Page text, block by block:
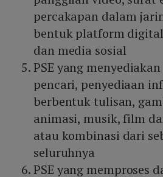
percakapan dalam
bentuk platform
dan media sosial
PSE yang
pencari, penyediaan
berbentuk tulisan,
animasi, musik, film
atau kombinasi dari
seluruhnya
PSE yang memproses